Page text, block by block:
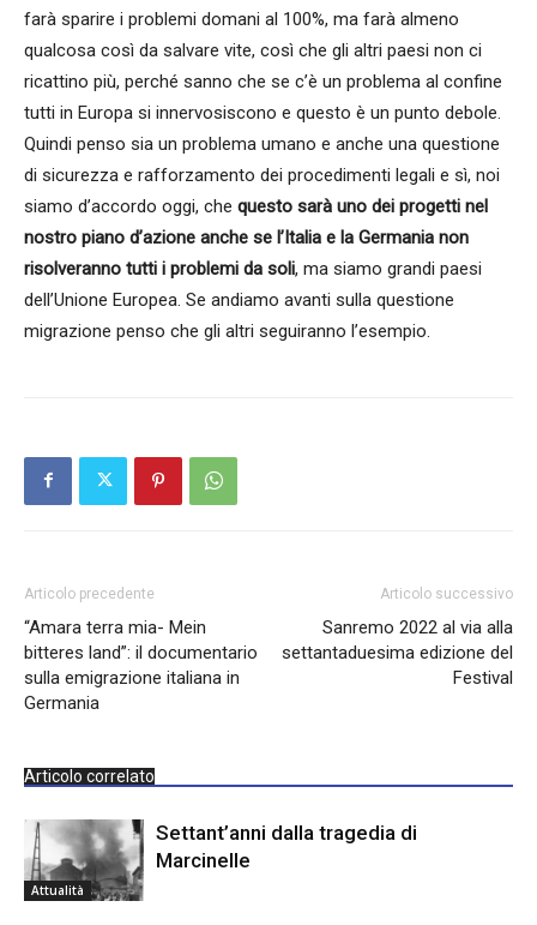
farà sparire i problemi domani al 100%, ma farà almeno
qualcosa così da salvare vite, così che gli altri paesi non ci
ricattino più, perché sanno che se c’è un problema al confine
tutti in Europa si innervosiscono e questo è un punto debole.
Quindi penso sia un problema umano e anche una questione
di sicurezza e rafforzamento dei procedimenti legali e sì, noi
siamo d’accordo oggi, che questo sarà uno dei progetti nel
nostro piano d’azione anche se l’Italia e la Germania non
risolveranno tutti i problemi da soli, ma siamo grandi paesi
dell’Unione Europea. Se andiamo avanti sulla questione
migrazione penso che gli altri seguiranno l’esempio.
Articolo precedente
“Amara terra mia- Mein
bitteres land”: il documentario
sulla emigrazione italiana in
Germania
Articolo successivo
Sanremo 2022 al via alla
settantaduesima edizione del
Festival
Articolo correlato
Attualità
Settant’anni dalla tragedia di
Marcinelle